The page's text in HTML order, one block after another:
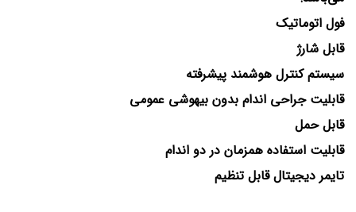
فول اتوماتیک
قابل شارژ
سیستم کنترل هوشمند پیشرفته
قابلیت جراحی اندام بدون بیهوشی عمومی
قابل حمل
قابلیت استفاده همزمان در دو اندام
تایمر دیجیتال قابل تنظیم